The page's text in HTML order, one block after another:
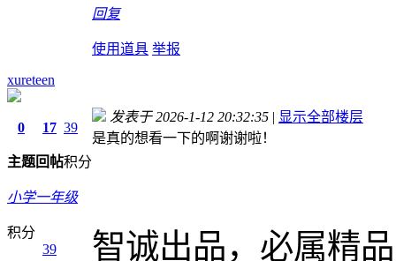
回复
使用道具 举报
xureteen
0
主题
17
回帖
39
积分
小学一年级
积分
39
发表于 2026-1-12 20:32:35 | 显示全部楼层
是真的想看一下的啊谢谢啦！
智诚出品，必属精